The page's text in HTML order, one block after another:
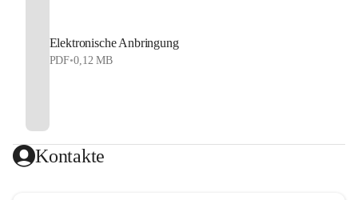
Elektronische Anbringung
PDF•0,12 MB
Kontakte